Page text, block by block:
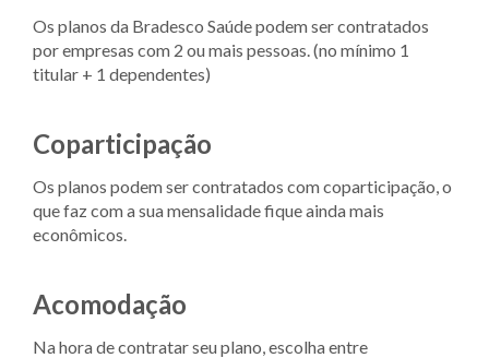
Os planos da Bradesco Saúde podem ser contratados
por empresas com 2 ou mais pessoas. (no mínimo 1
titular + 1 dependentes)
Coparticipação
Os planos podem ser contratados com coparticipação, o
que faz com a sua mensalidade fique ainda mais
econômicos.
Acomodação
Na hora de contratar seu plano, escolha entre